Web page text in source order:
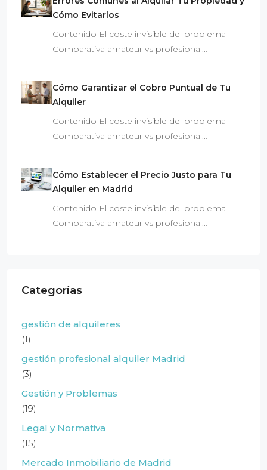
Cómo Evitarlos
Contenido El coste invisible del problema
Comparativa amateur vs profesional…
Cómo Garantizar el Cobro Puntual de Tu
Alquiler
Contenido El coste invisible del problema
Comparativa amateur vs profesional…
Cómo Establecer el Precio Justo para Tu
Alquiler en Madrid
Contenido El coste invisible del problema
Comparativa amateur vs profesional…
Categorías
gestión de alquileres
(1)
gestión profesional alquiler Madrid
(3)
Gestión y Problemas
(19)
Legal y Normativa
(15)
Mercado Inmobiliario de Madrid